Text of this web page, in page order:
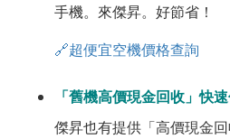
手機。來傑昇。好節省！
🔗超便宜空機價格查詢
「舊機高價現金回收」快速
傑昇也有提供「高價現金